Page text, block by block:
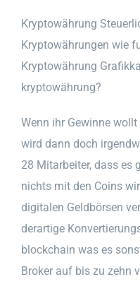
Kryptowährung
Kryptowährungen wie
Kryptowährung
kryptowährung?
Wenn ihr Gewinne
wird dann doch
28 Mitarbeiter, dass es
nichts mit den Coins
digitalen Geldbörsen
derartige
blockchain was es
Broker auf bis zu zehn